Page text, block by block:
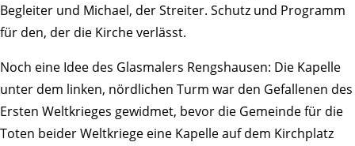
Begleiter und Michael, der Streiter. Schutz und Programm
für den, der die Kirche verlässt.
Noch eine Idee des Glas­ma­lers Rengs­hausen: Die Kapelle
unter dem linken, nörd­li­chen Turm war den Gefal­lenen des
Ersten Welt­krieges gewidmet, bevor die Gemeinde für die
Toten beider Welt­kriege eine Kapelle auf dem Kirch­platz